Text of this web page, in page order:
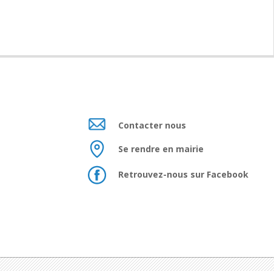
Contacter nous
Se rendre en mairie
Retrouvez-nous sur Facebook